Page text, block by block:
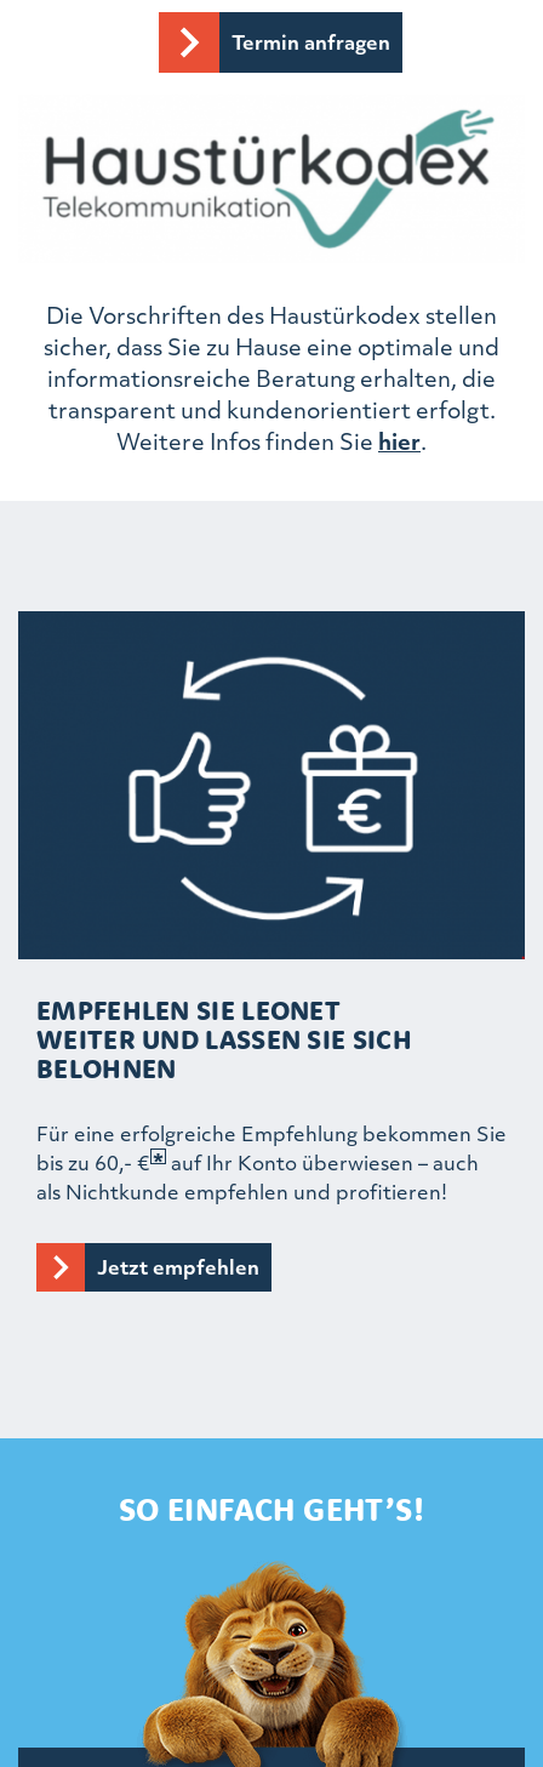
Termin anfragen
Die Vorschriften des Haustürkodex stellen
sicher, dass Sie zu Hause eine optimale und
informationsreiche Beratung erhalten, die
transparent und kundenorientiert erfolgt.
Weitere Infos finden Sie hier.
EMPFEHLEN SIE LEONET
WEITER UND LASSEN SIE SICH
BELOHNEN
Für eine erfolgreiche Empfehlung bekommen Sie
bis zu 60,- €
auf Ihr Konto überwiesen – auch
als Nichtkunde empfehlen und profitieren!
Jetzt empfehlen
SO EINFACH GEHT’S!